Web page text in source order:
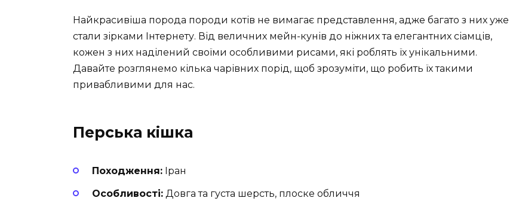
Найкрасивіша порода породи котів не вимагає представлення, адже багато з них уже
стали зірками Інтернету. Від величних мейн-кунів до ніжних та елегантних сіамців,
кожен з них наділений своїми особливими рисами, які роблять їх унікальними.
Давайте розглянемо кілька чарівних порід, щоб зрозуміти, що робить їх такими
привабливими для нас.
Перська кішка
Походження: Іран
Особливості: Довга та густа шерсть, плоске обличчя